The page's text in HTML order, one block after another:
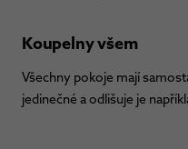
Koupelny všem
Všechny pokoje mají
jedinečné a odlišuje je